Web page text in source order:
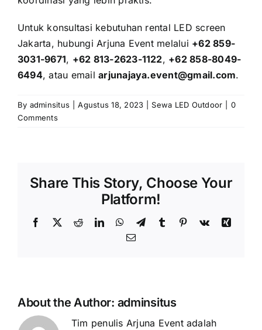
Untuk konsultasi kebutuhan rental LED screen
Jakarta, hubungi Arjuna Event melalui +62 859-
3031-9671, +62 813-2623-1122, +62 858-8049-
6494, atau emailarjunajaya.event@gmail.com.
By adminsitus Agustus 18, 2023 Sewa LED Outdoor
0
Comments
Share This Story, Choose Your
Platform!
Facebook
X RedditLinkedInWhatsApp
TelegramTumblr Pinterest
Vk
Xing
Email
About the Author: adminsitus
Tim penulis Arjuna Event adalah